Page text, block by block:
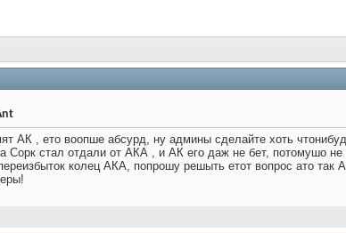
АК , ето воопше абсурд, ну админы сделайте хоть
Сорк стал отдали от АКА , и АК его даж не бет, потомушо не
колец АКА, попрошу решыть етот вопрос ато так